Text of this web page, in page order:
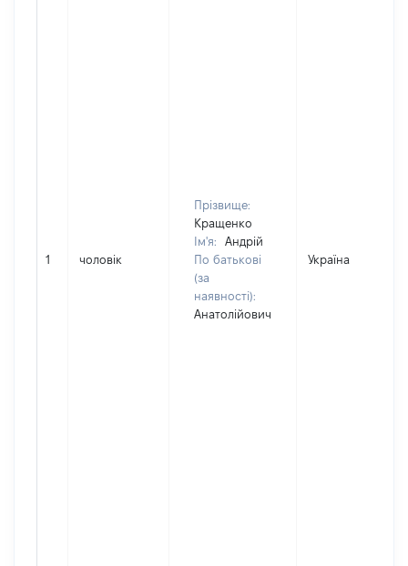
1 чоловік
Прізвище:
Кращенко
Ім'я:
Андрій
По батькові
(за
наявності):
Анатолійович
Україна